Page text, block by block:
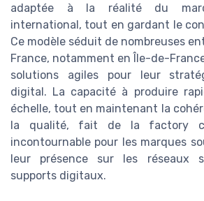
adaptée à la réalité du
international, tout en gardant le
Ce modèle séduit de nombreuses
France, notamment en Île-de-
solutions agiles pour leur
digital. La capacité à produire
échelle, tout en maintenant la
la qualité, fait de la factory
incontournable pour les marques
leur présence sur les réseaux
supports digitaux.